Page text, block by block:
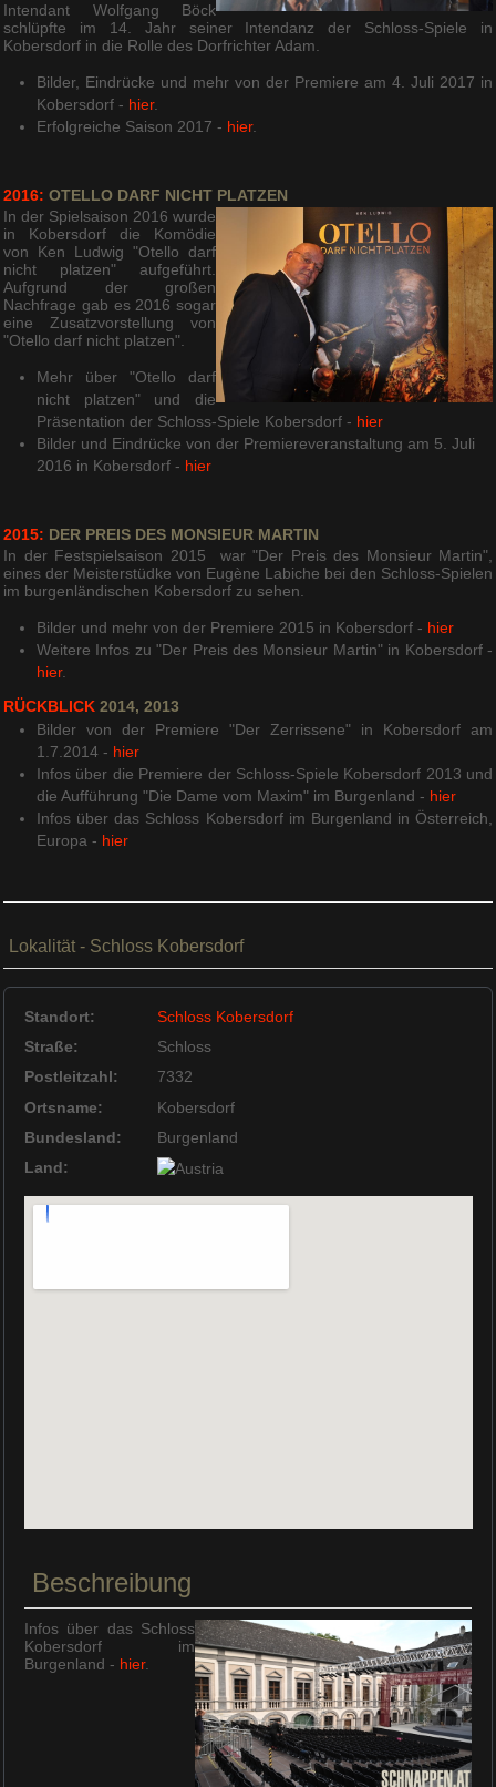
Intendant Wolfgang Böck
schlüpfte im 14. Jahr seiner Intendanz der Schloss-Spiele in
Kobersdorf in die Rolle des Dorfrichter Adam.
Bilder, Eindrücke und mehr von der Premiere am 4. Juli 2017 in
Kobersdorf - hier.
Erfolgreiche Saison 2017 - hier.
2016: OTELLO DARF NICHT PLATZEN
In der Spielsaison 2016 wurde
in Kobersdorf die Komödie
von Ken Ludwig "Otello darf
nicht platzen" aufgeführt.
Aufgrund der großen
Nachfrage gab es 2016 sogar
eine Zusatzvorstellung von
"Otello darf nicht platzen".
Mehr über "Otello darf
nicht platzen" und die
Präsentation der Schloss-Spiele Kobersdorf - hier
Bilder und Eindrücke von der Premiereveranstaltung am 5. Juli
2016 in Kobersdorf - hier
2015: DER PREIS DES MONSIEUR MARTIN
In der Festspielsaison 2015 war "Der Preis des Monsieur Martin",
eines der Meisterstüdke von Eugène Labiche bei den Schloss-Spielen
im burgenländischen Kobersdorf zu sehen.
Bilder und mehr von der Premiere 2015 in Kobersdorf - hier
Weitere Infos zu "Der Preis des Monsieur Martin" in Kobersdorf -
hier.
RÜCKBLICK 2014, 2013
Bilder von der Premiere "Der Zerrissene" in Kobersdorf am
1.7.2014 - hier
Infos über die Premiere der Schloss-Spiele Kobersdorf 2013 und
die Aufführung "Die Dame vom Maxim" im Burgenland - hier
Infos über das Schloss Kobersdorf im Burgenland in Österreich,
Europa - hier
Lokalität - Schloss Kobersdorf
Standort:
Schloss Kobersdorf
Straße:
Schloss
Postleitzahl:
7332
Ortsname:
Kobersdorf
Bundesland:
Burgenland
Land:
Beschreibung
Infos über das Schloss
Kobersdorf im
Burgenland - hier.